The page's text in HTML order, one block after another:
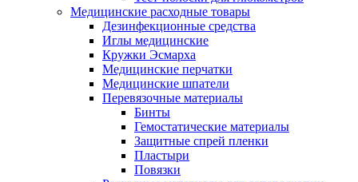
Медицинские расходные товары
Дезинфекционные средства
Иглы медицинские
Кружки Эсмарха
Медицинские перчатки
Медицинские шпатели
Перевязочные материалы
Бинты
Гемостатические материалы
Защитные спрей пленки
Пластыри
Повязки